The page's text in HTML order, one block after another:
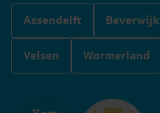
Assendelft Beverwijk
Velsen Wormerland